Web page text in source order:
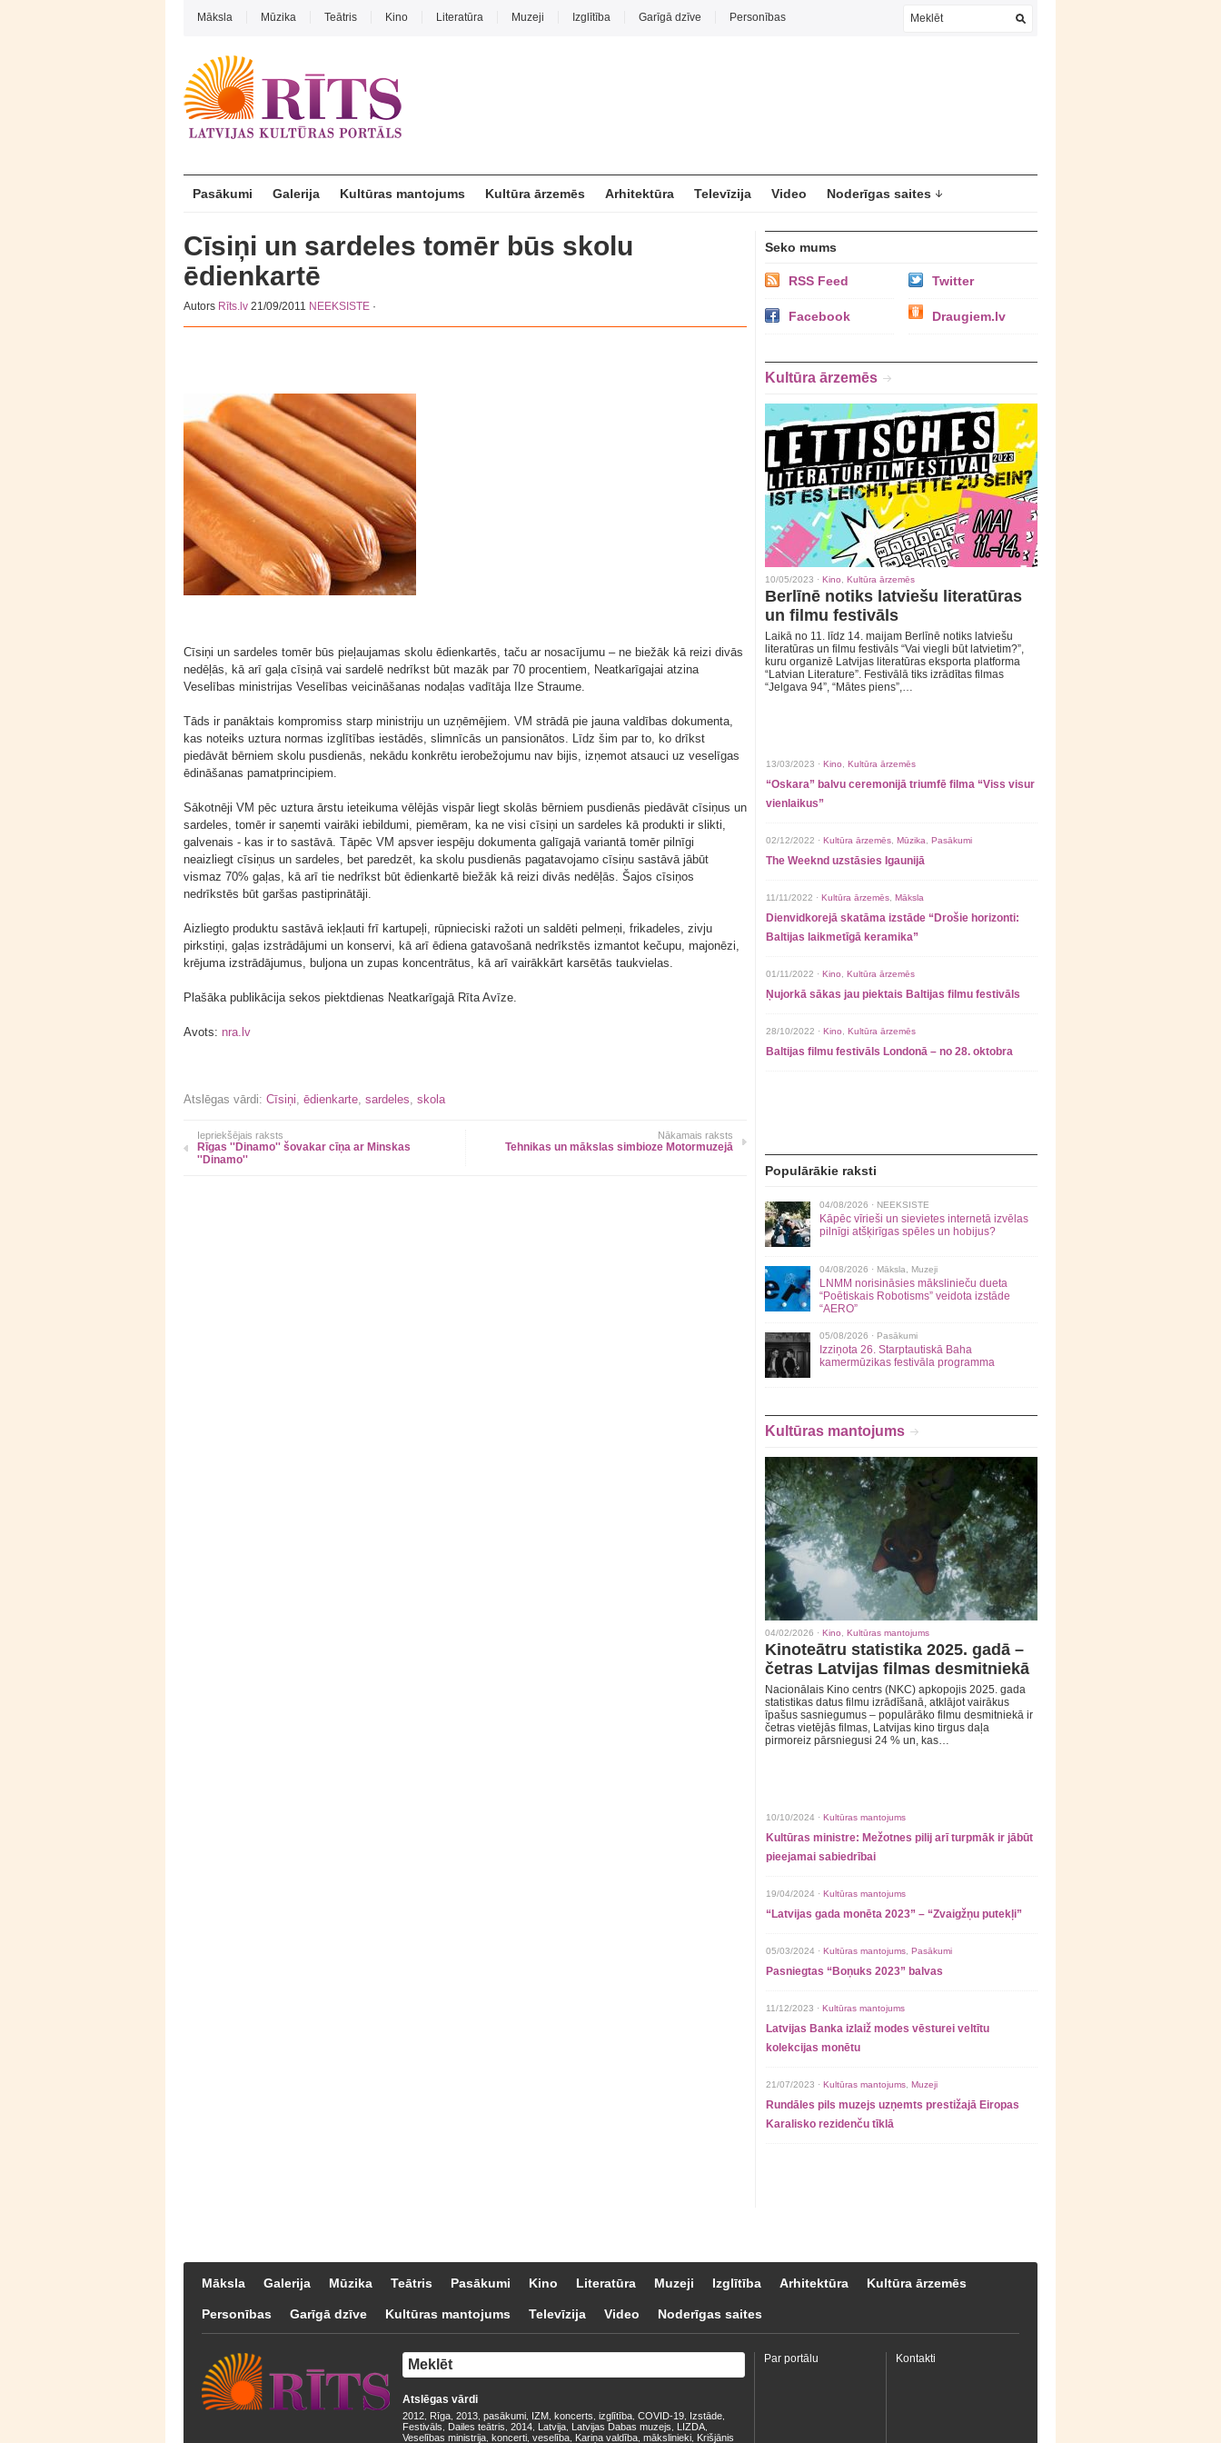
Māksla Mūzika Teātris Kino Literatūra Muzeji Izglītība Garīgā dzīve Personības
Pasākumi Galerija Kultūras mantojums Kultūra ārzemēs Arhitektūra Televīzija Video Noderīgas saites
Cīsiņi un sardeles tomēr būs skolu
ēdienkartē
Autors Rīts.lv 21/09/2011 NEEKSISTE ·
Cīsiņi un sardeles tomēr būs pieļaujamas skolu ēdienkartēs, taču ar nosacījumu – ne biežāk kā reizi divās
nedēļās, kā arī gaļa cīsiņā vai sardelē nedrīkst būt mazāk par 70 procentiem, Neatkarīgajai atzina
Veselības ministrijas Veselības veicināšanas nodaļas vadītāja Ilze Straume.
Tāds ir panāktais kompromiss starp ministriju un uzņēmējiem. VM strādā pie jauna valdības dokumenta,
kas noteiks uztura normas izglītības iestādēs, slimnīcās un pansionātos. Līdz šim par to, ko drīkst
piedāvāt bērniem skolu pusdienās, nekādu konkrētu ierobežojumu nav bijis, izņemot atsauci uz veselīgas
ēdināšanas pamatprincipiem.
Sākotnēji VM pēc uztura ārstu ieteikuma vēlējās vispār liegt skolās bērniem pusdienās piedāvāt cīsiņus un
sardeles, tomēr ir saņemti vairāki iebildumi, piemēram, ka ne visi cīsiņi un sardeles kā produkti ir slikti,
galvenais - kas ir to sastāvā. Tāpēc VM apsver iespēju dokumenta galīgajā variantā tomēr pilnīgi
neaizliegt cīsiņus un sardeles, bet paredzēt, ka skolu pusdienās pagatavojamo cīsiņu sastāvā jābūt
vismaz 70% gaļas, kā arī tie nedrīkst būt ēdienkartē biežāk kā reizi divās nedēļās. Šajos cīsiņos
nedrīkstēs būt garšas pastiprinātāji.
Aizliegto produktu sastāvā iekļauti frī kartupeļi, rūpnieciski ražoti un saldēti pelmeņi, frikadeles, zivju
pirkstiņi, gaļas izstrādājumi un konservi, kā arī ēdiena gatavošanā nedrīkstēs izmantot kečupu, majonēzi,
krējuma izstrādājumus, buljona un zupas koncentrātus, kā arī vairākkārt karsētās taukvielas.
Plašāka publikācija sekos piektdienas Neatkarīgajā Rīta Avīze.
Avots: nra.lv
Atslēgas vārdi: Cīsiņi, ēdienkarte, sardeles, skola
Iepriekšējais raksts
Rīgas ''Dinamo'' šovakar cīņa ar Minskas
''Dinamo''
Nākamais raksts
Tehnikas un mākslas simbioze Motormuzejā
Seko mums
RSS Feed Twitter
Facebook Draugiem.lv
Kultūra ārzemēs
10/05/2023 · Kino Kultūra ārzemēs
Berlīnē notiks latviešu literatūras
un filmu festivāls
Laikā no 11. līdz 14. maijam Berlīnē notiks latviešu
literatūras un filmu festivāls “Vai viegli būt latvietim?”,
kuru organizē Latvijas literatūras eksporta platforma
“Latvian Literature”. Festivālā tiks izrādītas filmas
“Jelgava 94”, “Mātes piens”,…
13/03/2023 · Kino Kultūra ārzemēs
“Oskara” balvu ceremonijā triumfē filma “Viss visur
vienlaikus”
02/12/2022 · Kultūra ārzemēs Mūzika Pasākumi
The Weeknd uzstāsies Igaunijā
11/11/2022 · Kultūra ārzemēs Māksla
Dienvidkorejā skatāma izstāde “Drošie horizonti:
Baltijas laikmetīgā keramika”
01/11/2022 · Kino Kultūra ārzemēs
Ņujorkā sākas jau piektais Baltijas filmu festivāls
28/10/2022 · Kino Kultūra ārzemēs
Baltijas filmu festivāls Londonā – no 28. oktobra
Populārākie raksti
04/08/2026 · NEEKSISTE
Kāpēc vīrieši un sievietes internetā izvēlas
pilnīgi atšķirīgas spēles un hobijus?
04/08/2026 · Māksla Muzeji
LNMM norisināsies mākslinieču dueta
“Poētiskais Robotisms” veidota izstāde
“AERO”
05/08/2026 · Pasākumi
Izziņota 26. Starptautiskā Baha
kamermūzikas festivāla programma
Kultūras mantojums
04/02/2026 · Kino Kultūras mantojums
Kinoteātru statistika 2025. gadā –
četras Latvijas filmas desmitniekā
Nacionālais Kino centrs (NKC) apkopojis 2025. gada
statistikas datus filmu izrādīšanā, atklājot vairākus
īpašus sasniegumus – populārāko filmu desmitniekā ir
četras vietējās filmas, Latvijas kino tirgus daļa
pirmoreiz pārsniegusi 24 % un, kas…
10/10/2024 · Kultūras mantojums
Kultūras ministre: Mežotnes pilij arī turpmāk ir jābūt
pieejamai sabiedrībai
19/04/2024 · Kultūras mantojums
“Latvijas gada monēta 2023” – “Zvaigžņu putekļi”
05/03/2024 · Kultūras mantojums Pasākumi
Pasniegtas “Boņuks 2023” balvas
11/12/2023 · Kultūras mantojums
Latvijas Banka izlaiž modes vēsturei veltītu
kolekcijas monētu
21/07/2023 · Kultūras mantojums Muzeji
Rundāles pils muzejs uzņemts prestižajā Eiropas
Karalisko rezidenču tīklā
Māksla Galerija Mūzika Teātris Pasākumi Kino Literatūra Muzeji Izglītība Arhitektūra Kultūra ārzemēs
Personības Garīgā dzīve Kultūras mantojums Televīzija Video Noderīgas saites
Atslēgas vārdi
2012 Rīga 2013 pasākumi IZM koncerts izglītība COVID-19 Izstāde
Festivāls Dailes teātris 2014 Latvija Latvijas Dabas muzejs LIZDA
Veselības ministrija koncerti veselība Kariņa valdība mākslinieki Krišjānis
Par portālu Kontakti